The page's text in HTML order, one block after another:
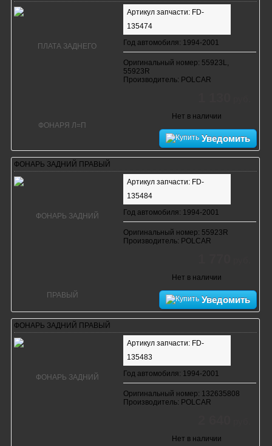
Артикул запчасти: FD-
135474
Год автомобиля: 1994-2001
Оригинальный номер: 55923L,
55923R
Производитель: POLCAR
Нет в наличии
Уведомить
ФОНАРЬ ЗАДНИЙ ПРАВЫЙ
Артикул запчасти: FD-
135484
Год автомобиля: 1994-2001
Оригинальный номер: 55923R
Производитель: POLCAR
Нет в наличии
Уведомить
ФОНАРЬ ЗАДНИЙ ПРАВЫЙ
Артикул запчасти: FD-
135483
Год автомобиля: 1994-2001
Оригинальный номер: 132635808
Производитель: POLCAR
Нет в наличии